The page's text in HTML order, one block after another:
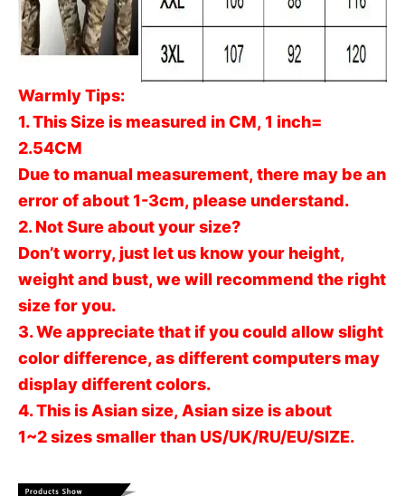
Warmly Tips:
1. This Size is measured in CM, 1 inch=
2.54CM
Due to manual measurement, there may be an
error of about 1-3cm, please understand.
2. Not Sure about your size?
Don’t worry, just let us know your height,
weight and bust, we will recommend the right
size for you.
3. We appreciate that if you could allow slight
color difference, as different computers may
display different colors.
4. This is Asian size, Asian size is about
1~2 sizes smaller than US/UK/RU/EU/SIZE.